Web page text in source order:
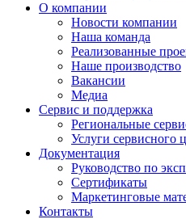
О компании
Новости компании
Наша команда
Реализованные
Наше производство
Вакансии
Медиа
Сервис и поддержка
Региональные
Услуги сервисного
Документация
Руководство по
Сертификаты
Маркетинговые
Контакты